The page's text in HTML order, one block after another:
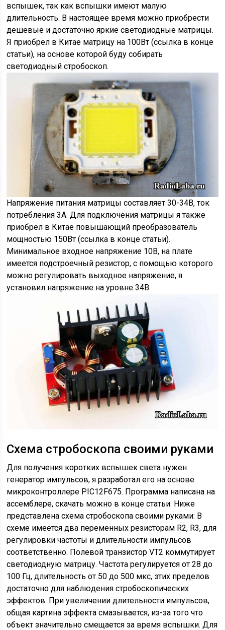
вспышек, так как вспышки имеют малую
длительность. В настоящее время можно приобрести
дешевые и достаточно яркие светодиодные матрицы.
Я приобрел в Китае матрицу на 100Вт (ссылка в конце
статьи), на основе которой буду собирать
светодиодный стробоскоп.
Напряжение питания матрицы составляет 30-34В, ток
потребления 3А. Для подключения матрицы я также
приобрел в Китае повышающий преобразователь
мощностью 150Вт (ссылка в конце статьи).
Минимальное входное напряжение 10В, на плате
имеется подстроечный резистор, с помощью которого
можно регулировать выходное напряжение, я
установил напряжение на уровне 34В.
Схема стробоскопа своими руками
Для получения коротких вспышек света нужен
генератор импульсов, я разработал его на основе
микроконтроллере PIC12F675. Программа написана на
ассемблере, скачать можно в конце статьи. Ниже
представлена схема стробоскопа своими руками: В
схеме имеется два переменных резисторам R2, R3, для
регулировки частоты и длительности импульсов
соответственно. Полевой транзистор VT2 коммутирует
светодиодную матрицу. Частота регулируется от 28 до
100 Гц, длительность от 50 до 500 мкс, этих пределов
достаточно для наблюдения стробоскопических
эффектов. При увеличении длительности импульсов,
общая картина эффекта смазывается, из-за того что
объект значительно смещается за время вспышки. Для